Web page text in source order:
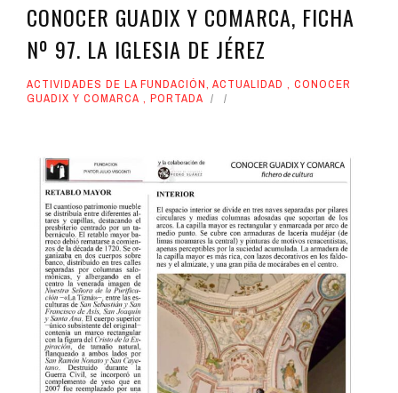
CONOCER GUADIX Y COMARCA, FICHA
Nº 97. LA IGLESIA DE JÉREZ
ACTIVIDADES DE LA FUNDACIÓN, ACTUALIDAD , CONOCER
GUADIX Y COMARCA , PORTADA